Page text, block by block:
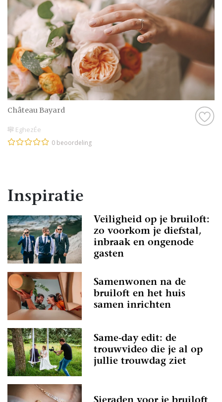
Château Bayard
EghezÉe
0 beoordeling
Inspiratie
Veiligheid op je bruiloft:
zo voorkom je diefstal,
inbraak en ongenode
gasten
Samenwonen na de
bruiloft en het huis
samen inrichten
Same-day edit: de
trouwvideo die je al op
jullie trouwdag ziet